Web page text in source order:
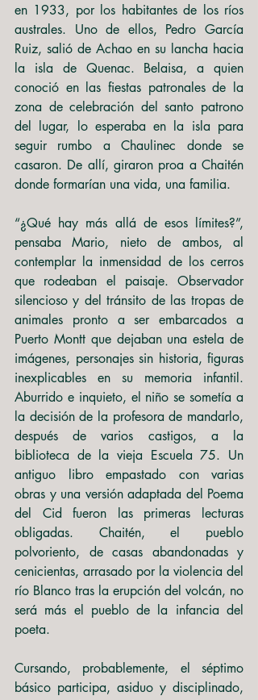
en 1933, por los habitantes de los ríos
australes. Uno de ellos, Pedro García
Ruiz, salió de Achao en su lancha hacia
la isla de Quenac. Belaisa, a quien
conoció en las fiestas patronales de la
zona de celebración del santo patrono
del lugar, lo esperaba en la isla para
seguir rumbo a Chaulinec donde se
casaron. De allí, giraron proa a Chaitén
donde formarían una vida, una familia.
“¿Qué hay más allá de esos límites?”,
pensaba Mario, nieto de ambos, al
contemplar la inmensidad de los cerros
que rodeaban el paisaje. Observador
silencioso y del tránsito de las tropas de
animales pronto a ser embarcados a
Puerto Montt que dejaban una estela de
imágenes, personajes sin historia, figuras
inexplicables en su memoria infantil.
Aburrido e inquieto, el niño se sometía a
la decisión de la profesora de mandarlo,
después de varios castigos, a la
biblioteca de la vieja Escuela 75. Un
antiguo libro empastado con varias
obras y una versión adaptada del Poema
del Cid fueron las primeras lecturas
obligadas. Chaitén, el pueblo
polvoriento, de casas abandonadas y
cenicientas, arrasado por la violencia del
río Blanco tras la erupción del volcán, no
será más el pueblo de la infancia del
poeta.
Cursando, probablemente, el séptimo
básico participa, asiduo y disciplinado,